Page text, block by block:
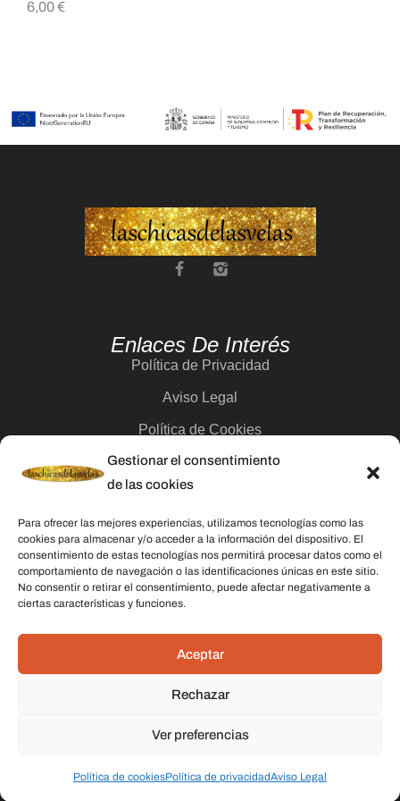
Gestionar el consentimiento
de las cookies
Para ofrecer las mejores experiencias, utilizamos tecnologías como las
cookies para almacenar y/o acceder a la información del dispositivo. El
consentimiento de estas tecnologías nos permitirá procesar datos como el
comportamiento de navegación o las identificaciones únicas en este sitio.
No consentir o retirar el consentimiento, puede afectar negativamente a
ciertas características y funciones.
Aceptar
Rechazar
Ver preferencias
Política de cookiesPolítica de privacidadAviso Legal
6,00€
Enlaces De Interés
Política de Privacidad
Aviso Legal
Política de Cookies
Contacto
Categorías
Velas
Inciensos
Aceites esenciales
Datos De Contacto
C/ Stella Maris, 20 50015 Zaragoza